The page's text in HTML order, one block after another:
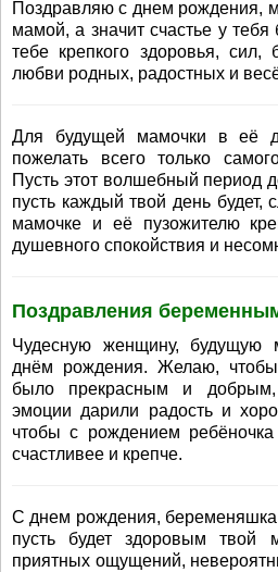
Поздравляю с днем рождения,
мамой, а значит счастье у
тебе крепкого здоровья, сил,
любви родных, радостных и
Для будущей мамочки в её
пожелать всего только
Пусть этот волшебный период
пусть каждый твой день будет,
мамочке и её пузожителю
душевного спокойствия и
Поздравления
Чудесную женщину, будущую
днём рождения. Желаю,
было прекрасным и
эмоции дарили радость и
чтобы с рождением
счастливее и крепче.
С днем рождения,
пусть будет здоровым
приятных ощущений,